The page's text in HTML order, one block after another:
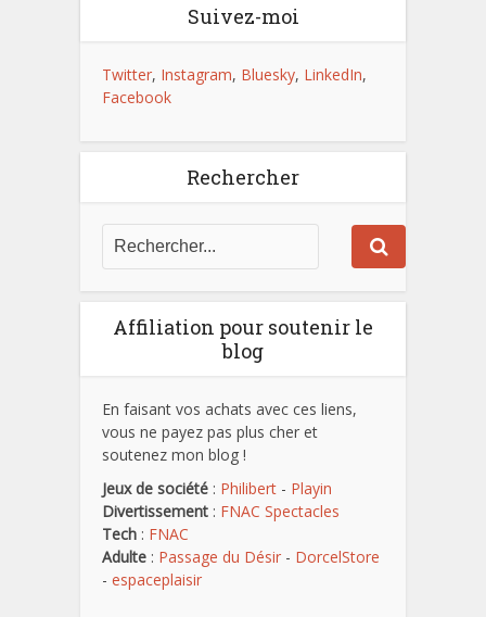
Suivez-moi
Twitter, Instagram, Bluesky, LinkedIn,
Facebook
Rechercher
Affiliation pour soutenir le
blog
En faisant vos achats avec ces liens,
vous ne payez pas plus cher et
soutenez mon blog !
Jeux de société : Philibert - Playin
Divertissement : FNAC Spectacles
Tech : FNAC
Adulte : Passage du Désir - DorcelStore
- espaceplaisir